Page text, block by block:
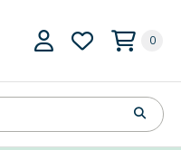
0